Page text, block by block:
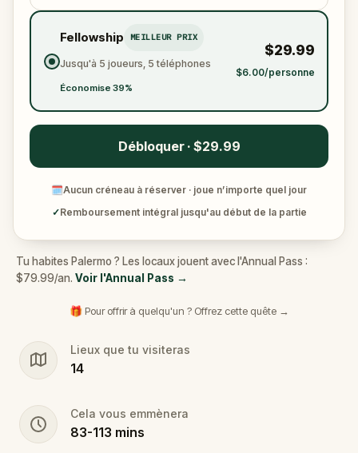
Fellowship MEILLEUR PRIX
Jusqu'à 5 joueurs, 5 téléphones
Économise 39%
$29.99
$6.00/personne
Débloquer · $29.99
🗓Aucun créneau à réserver · joue n’importe quel jour
✓Remboursement intégral jusqu'au début de la partie
Tu habites Palermo ? Les locaux jouent avec l'Annual Pass :
$79.99/an. Voir l'Annual Pass →
🎁 Pour offrir à quelqu'un ? Offrez cette quête →
Lieux que tu visiteras
14
Cela vous emmènera
83-113 mins